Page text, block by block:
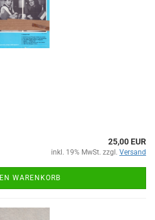
25,00 EUR
inkl. 19% MwSt. zzgl. Versand
WARENKORB